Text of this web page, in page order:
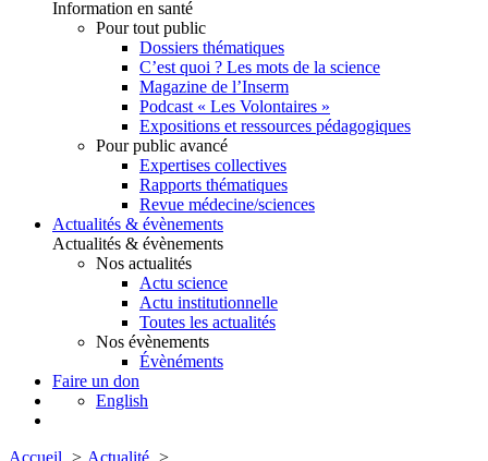
Information en santé
Pour tout public
Dossiers thématiques
C’est quoi ? Les mots de la science
Magazine de l’Inserm
Podcast « Les Volontaires »
Expositions et ressources pédagogiques
Pour public avancé
Expertises collectives
Rapports thématiques
Revue médecine/sciences
Actualités & évènements
Actualités & évènements
Nos actualités
Actu science
Actu institutionnelle
Toutes les actualités
Nos évènements
Évènéments
Faire un don
English
Accueil
Actualité